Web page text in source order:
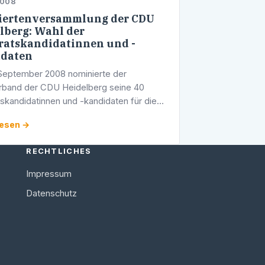
der CDU
Wahl der
und -
2008 nominierte der
der CDU Heidelberg seine 40
und -kandidaten für die
Werner Pfisterer wird sich
→
RECHTLICHES
Impressum
Datenschutz